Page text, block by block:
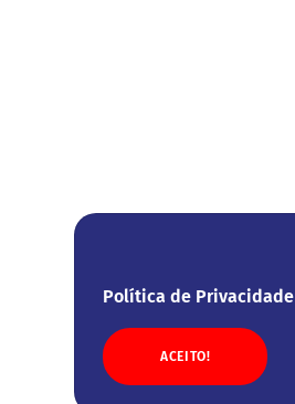
Política de Privacidade
ACEITO!